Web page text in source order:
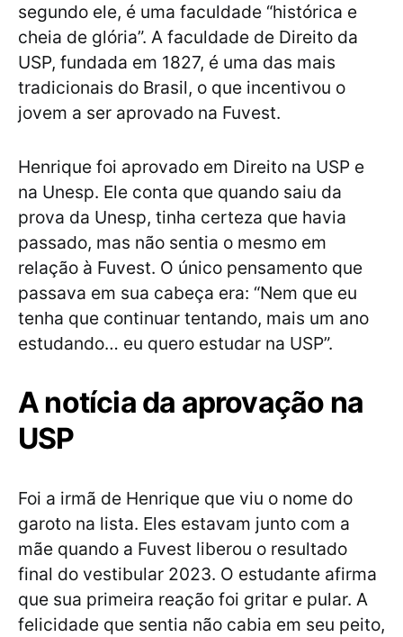
segundo ele, é uma faculdade “histórica e
cheia de glória”. A faculdade de Direito da
USP, fundada em 1827, é uma das mais
tradicionais do Brasil, o que incentivou o
jovem a ser aprovado na Fuvest.
Henrique foi aprovado em Direito na USP e
na Unesp. Ele conta que quando saiu da
prova da Unesp, tinha certeza que havia
passado, mas não sentia o mesmo em
relação à Fuvest. O único pensamento que
passava em sua cabeça era: “Nem que eu
tenha que continuar tentando, mais um ano
estudando… eu quero estudar na USP”.
A notícia da aprovação na
USP
Foi a irmã de Henrique que viu o nome do
garoto na lista. Eles estavam junto com a
mãe quando a Fuvest liberou o resultado
final do vestibular 2023. O estudante afirma
que sua primeira reação foi gritar e pular. A
felicidade que sentia não cabia em seu peito,